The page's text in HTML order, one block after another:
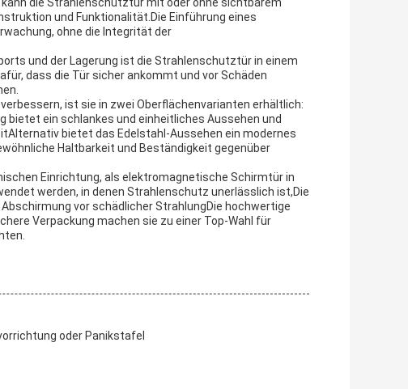
die Strahlenschutztür mit oder ohne sichtbarem
und Funktionalität.Die Einführung eines
ohne die Integrität der
und der Lagerung ist die Strahlenschutztür in einem
dass die Tür sicher ankommt und vor Schäden
ist sie in zwei Oberflächenvarianten erhältlich:
bietet ein schlankes und einheitliches Aussehen und
bietet das Edelstahl-Aussehen ein modernes
Haltbarkeit und Beständigkeit gegenüber
Einrichtung, als elektromagnetische Schirmtür in
werden, in denen Strahlenschutz unerlässlich ist,Die
vor schädlicher StrahlungDie hochwertige
Verpackung machen sie zu einer Top-Wahl für
oder Panikstafel